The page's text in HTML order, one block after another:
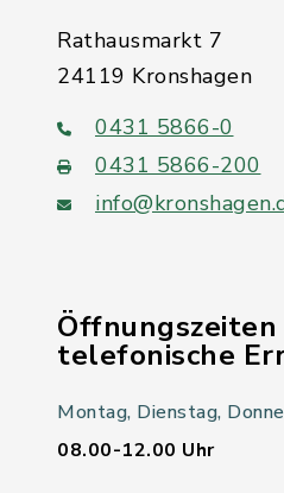
Rathausmarkt 7
24119 Kronshagen
0431 5866-0
0431 5866-200
Öffnungszeiten
telefonische
Montag, Dienstag,
08.00-12.00 Uhr